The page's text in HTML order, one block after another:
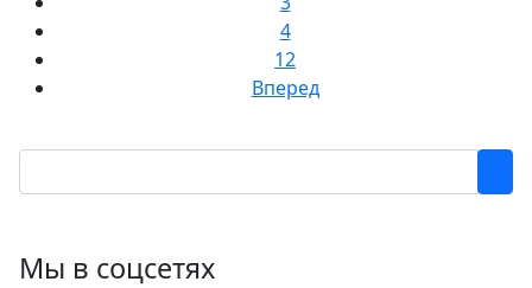
4
12
Вперед
Мы в соцсетях